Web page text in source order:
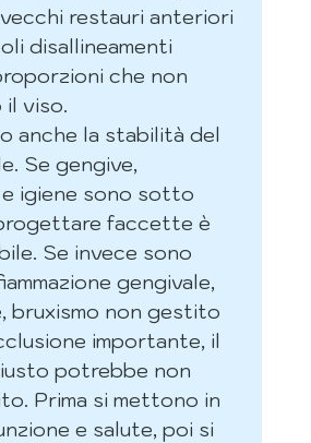
restauri anteriori
disallineamenti
che non
il viso.
anche la stabilità del
Se gengive,
igiene sono sotto
faccette è
Se invece sono
gengivale,
bruxismo non gestito
importante, il
potrebbe non
Prima si mettono in
e salute, poi si